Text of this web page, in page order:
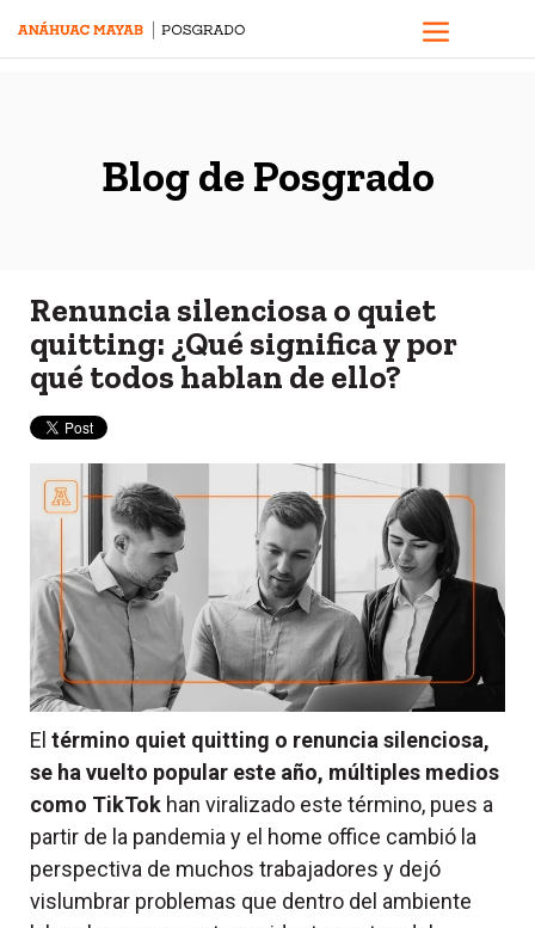
Blog de Posgrado
Renuncia silenciosa o quiet
quitting: ¿Qué significa y por
qué todos hablan de ello?
El término quiet quitting o renuncia silenciosa,
se ha vuelto popular este año, múltiples medios
como TikTok han viralizado este término, pues a
partir de la pandemia y el home office cambió la
perspectiva de muchos trabajadores y dejó
vislumbrar problemas que dentro del ambiente